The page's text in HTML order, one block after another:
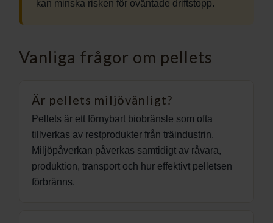
kan minska risken för oväntade driftstopp.
Vanliga frågor om pellets
Är pellets miljövänligt?
Pellets är ett förnybart biobränsle som ofta
tillverkas av restprodukter från träindustrin.
Miljöpåverkan påverkas samtidigt av råvara,
produktion, transport och hur effektivt pelletsen
förbränns.